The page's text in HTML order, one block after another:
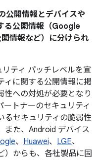
公開情報とデバイスや
る公開情報（Google
情報など）に分けられ
ティ パッチレベルを宣
ィに関する公開情報に掲
性への対処が必要となり
ートナーのセキュリティ
るセキュリティの脆弱性
また、Android デバイス
、 Huawei、 LGE、
）からも、各社製品に固